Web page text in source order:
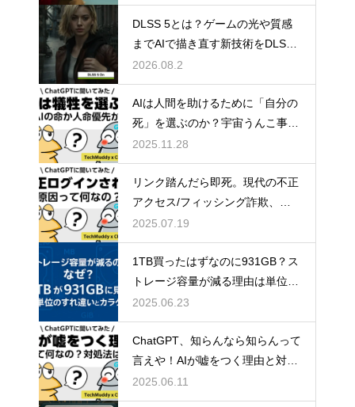
DLSS 5とは？ゲームの光や質感
までAIで描き直す新技術をDLSS
4.5と比較
2026.08.2
AIは人間を助けるために「自分の
死」を選ぶのか？宇宙うんこ事件
で読み解くAI倫理のリアル
2025.11.28
リンク踏んだら即死。現代の不正
アクセス/フィッシング詐欺、怖
すぎ問題。
2025.07.19
1TB買ったはずなのに931GB？ス
トレージ容量が減る理由は単位の
すれ違い
2025.06.23
ChatGPT、知らんなら知らんって
言えや！AIが嘘をつく理由と対策
方法について
2025.06.11